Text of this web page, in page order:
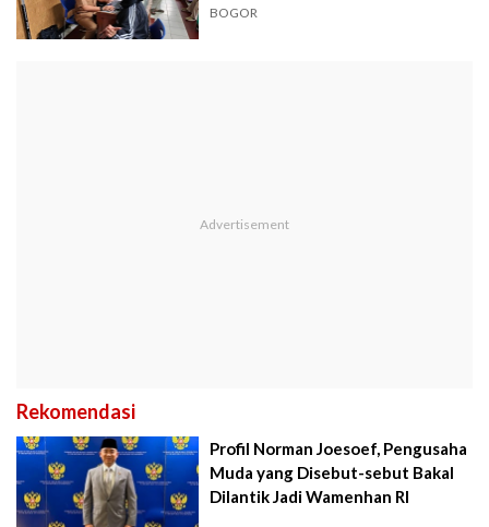
BOGOR
Rekomendasi
Profil Norman Joesoef, Pengusaha
Muda yang Disebut-sebut Bakal
Dilantik Jadi Wamenhan RI